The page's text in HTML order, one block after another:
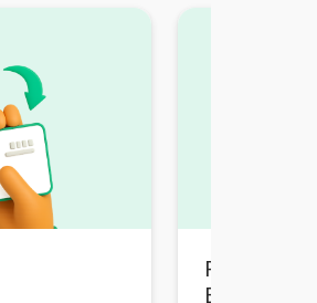
Pasar
Bolivia a